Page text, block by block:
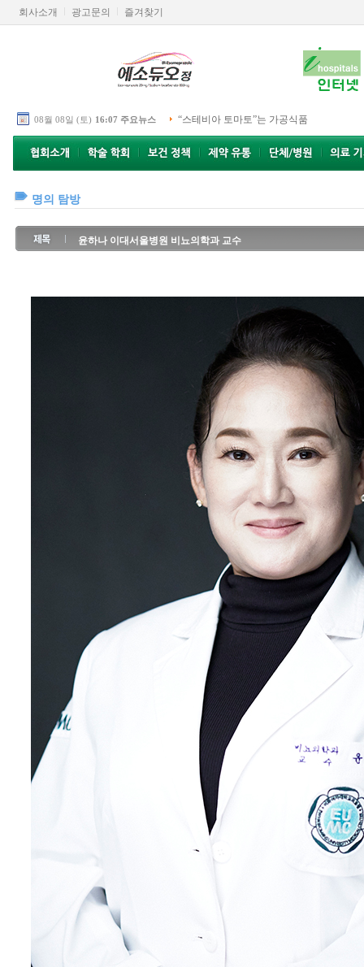
회사소개 광고문의 즐겨찾기
08월 08일 (토) 16:07 주요뉴스 “스테비아 토마토”는 가공식품
명의 탐방
윤하나 이대서울병원 비뇨의학과 교수